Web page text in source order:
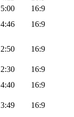
5:00
16:9
4:46
16:9
2:50 16:9
2:30
16:9
4:40
16:9
3:49
16:9